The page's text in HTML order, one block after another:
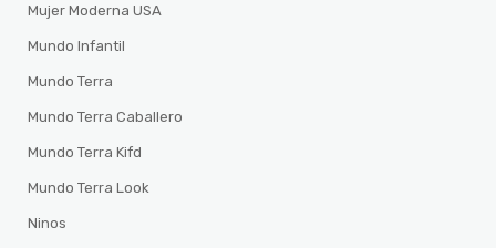
Mujer Moderna USA
Mundo Infantil
Mundo Terra
Mundo Terra Caballero
Mundo Terra Kifd
Mundo Terra Look
Ninos